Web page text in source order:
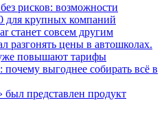
рисков: возможности
для крупных компаний
станет совсем другим
разгонять цены в автошколах.
повышают тарифы
почему выгоднее собирать всё в
представлен продукт